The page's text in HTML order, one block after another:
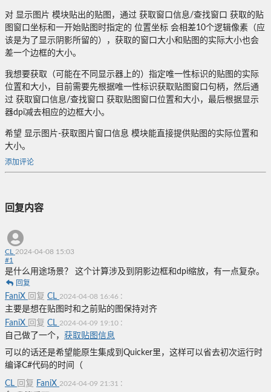
对 显示图片 模块贴出的贴图，通过 获取窗口信息/查找窗口 获取的贴
图窗口坐标和一开始贴图时指定的 位置坐标 会相差10个逻辑像素（应
该是为了显示阴影所留的），获取的窗口大小和贴图的实际大小也会
差一个边框的大小。
我想要获取（可能在不同显示器上的）指定唯一性标识的贴图的实际
位置和大小，目前需要先根据唯一性标识获取贴图窗口句柄，然后通
过 获取窗口信息/查找窗口 获取贴图窗口位置和大小，最后根据显示
器dpi减去相应的边框大小。
希望 显示图片-获取图片窗口信息 模块能直接提供贴图的实际位置和
大小。
添加评论
回复内容
CL 2024-04-08 15:03
#1
是什么用途场景？ 这个计算涉及到阴影边框和dpi缩放，有一点复杂。
回复
FaniX 回复 CL 2024-04-08 16:46 :
主要是想在贴图时和之前贴的图保持对齐
FaniX 回复 CL 2024-04-09 19:10 :
自己做了一个， 获取贴图信息
可以的话还是希望能原生集成到Quicker里，这样可以省去初次运行时
编译C#代码的时间（
CL 回复 FaniX 2024-04-09 21:31 :